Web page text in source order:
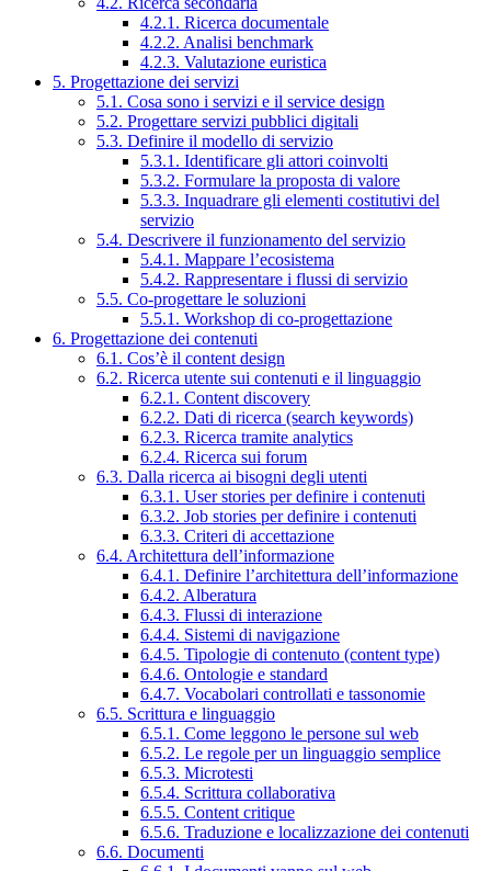
4.2.1. Ricerca documentale
4.2.2. Analisi benchmark
4.2.3. Valutazione euristica
5. Progettazione dei servizi
5.1. Cosa sono i servizi e il service design
5.2. Progettare servizi pubblici digitali
5.3. Definire il modello di servizio
5.3.1. Identificare gli attori coinvolti
5.3.2. Formulare la proposta di valore
5.3.3. Inquadrare gli elementi costitutivi del
servizio
5.4. Descrivere il funzionamento del servizio
5.4.1. Mappare l’ecosistema
5.4.2. Rappresentare i flussi di servizio
5.5. Co-progettare le soluzioni
5.5.1. Workshop di co-progettazione
6. Progettazione dei contenuti
6.1. Cos’è il content design
6.2. Ricerca utente sui contenuti e il linguaggio
6.2.1. Content discovery
6.2.2. Dati di ricerca (search keywords)
6.2.3. Ricerca tramite analytics
6.2.4. Ricerca sui forum
6.3. Dalla ricerca ai bisogni degli utenti
6.3.1. User stories per definire i contenuti
6.3.2. Job stories per definire i contenuti
6.3.3. Criteri di accettazione
6.4. Architettura dell’informazione
6.4.1. Definire l’architettura dell’informazione
6.4.2. Alberatura
6.4.3. Flussi di interazione
6.4.4. Sistemi di navigazione
6.4.5. Tipologie di contenuto (content type)
6.4.6. Ontologie e standard
6.4.7. Vocabolari controllati e tassonomie
6.5. Scrittura e linguaggio
6.5.1. Come leggono le persone sul web
6.5.2. Le regole per un linguaggio semplice
6.5.3. Microtesti
6.5.4. Scrittura collaborativa
6.5.5. Content critique
6.5.6. Traduzione e localizzazione dei contenuti
6.6. Documenti